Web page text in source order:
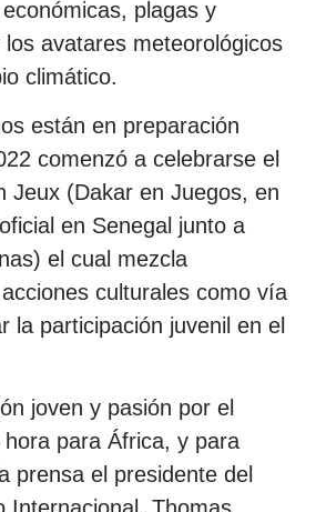
plagas y
avatares meteorológicos
climático.
están en preparación
comenzó a celebrarse el
Jeux (Dakar en Juegos, en
en Senegal junto a
el cual mezcla
culturales como vía
la participación juvenil en el
joven y pasión por el
para África, y para
prensa el presidente del